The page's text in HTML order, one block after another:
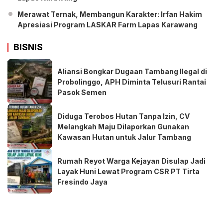
Merawat Ternak, Membangun Karakter: Irfan Hakim
Apresiasi Program LASKAR Farm Lapas Karawang
BISNIS
Aliansi Bongkar Dugaan Tambang Ilegal di
Probolinggo, APH Diminta Telusuri Rantai
Pasok Semen
Diduga Terobos Hutan Tanpa Izin, CV
Melangkah Maju Dilaporkan Gunakan
Kawasan Hutan untuk Jalur Tambang
Rumah Reyot Warga Kejayan Disulap Jadi
Layak Huni Lewat Program CSR PT Tirta
Fresindo Jaya